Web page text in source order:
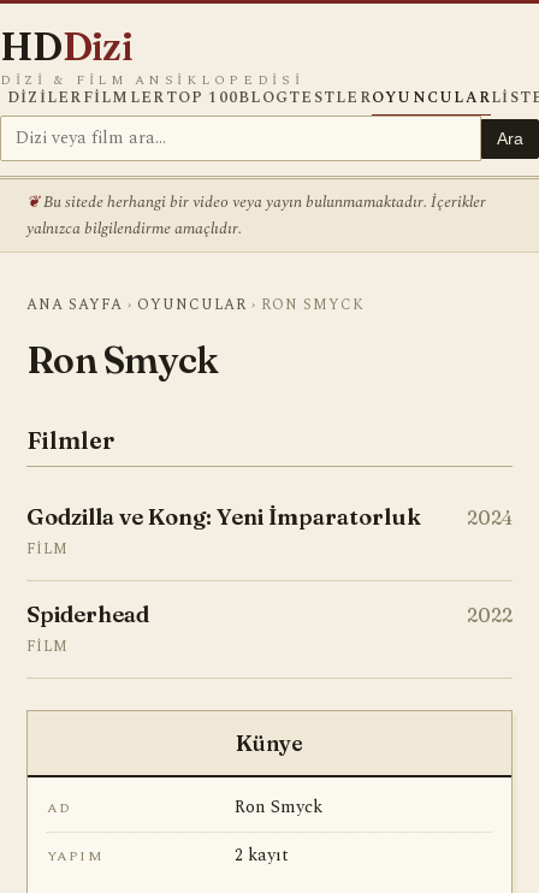
HDDizi
DIZI & FILM ANSIKLOPEDISI
DIZILERFILMLERTOP 100BLOGTESTLEROYUNCULAR
Ara
Bu sitede herhangi bir video veya yayın bulunmamaktadır. İçerikler
yalnızca bilgilendirme amaçlıdır.
ANA SAYFA › OYUNCULAR › RON SMYCK
Ron Smyck
Filmler
Godzilla ve Kong: Yeni İmparatorluk 2024
FILM
Spiderhead 2022
FILM
Künye
AD Ron Smyck
YAPIM 2 kayıt